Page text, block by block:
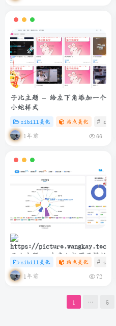
子比主题 – 给左下角添加一个
小蛇样式
zibill美化 站点美化 # zibll
1年前 66
子比主题 – 文章归档页面模版
zibill美化 站点美化 # zibll
1年前 72
1 … 5